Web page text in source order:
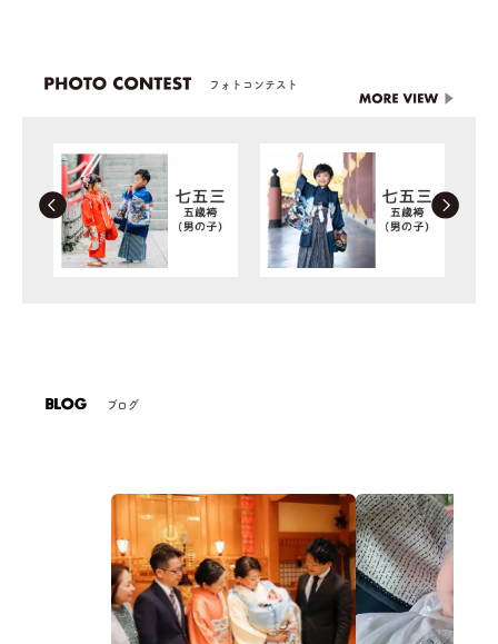
フォトコンテスト
ブログ